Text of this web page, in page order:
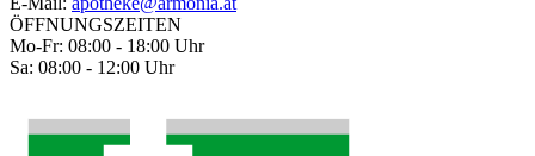
ÖFFNUNGSZEITEN
Mo-Fr: 08:00 - 18:00 Uhr
Sa: 08:00 - 12:00 Uhr